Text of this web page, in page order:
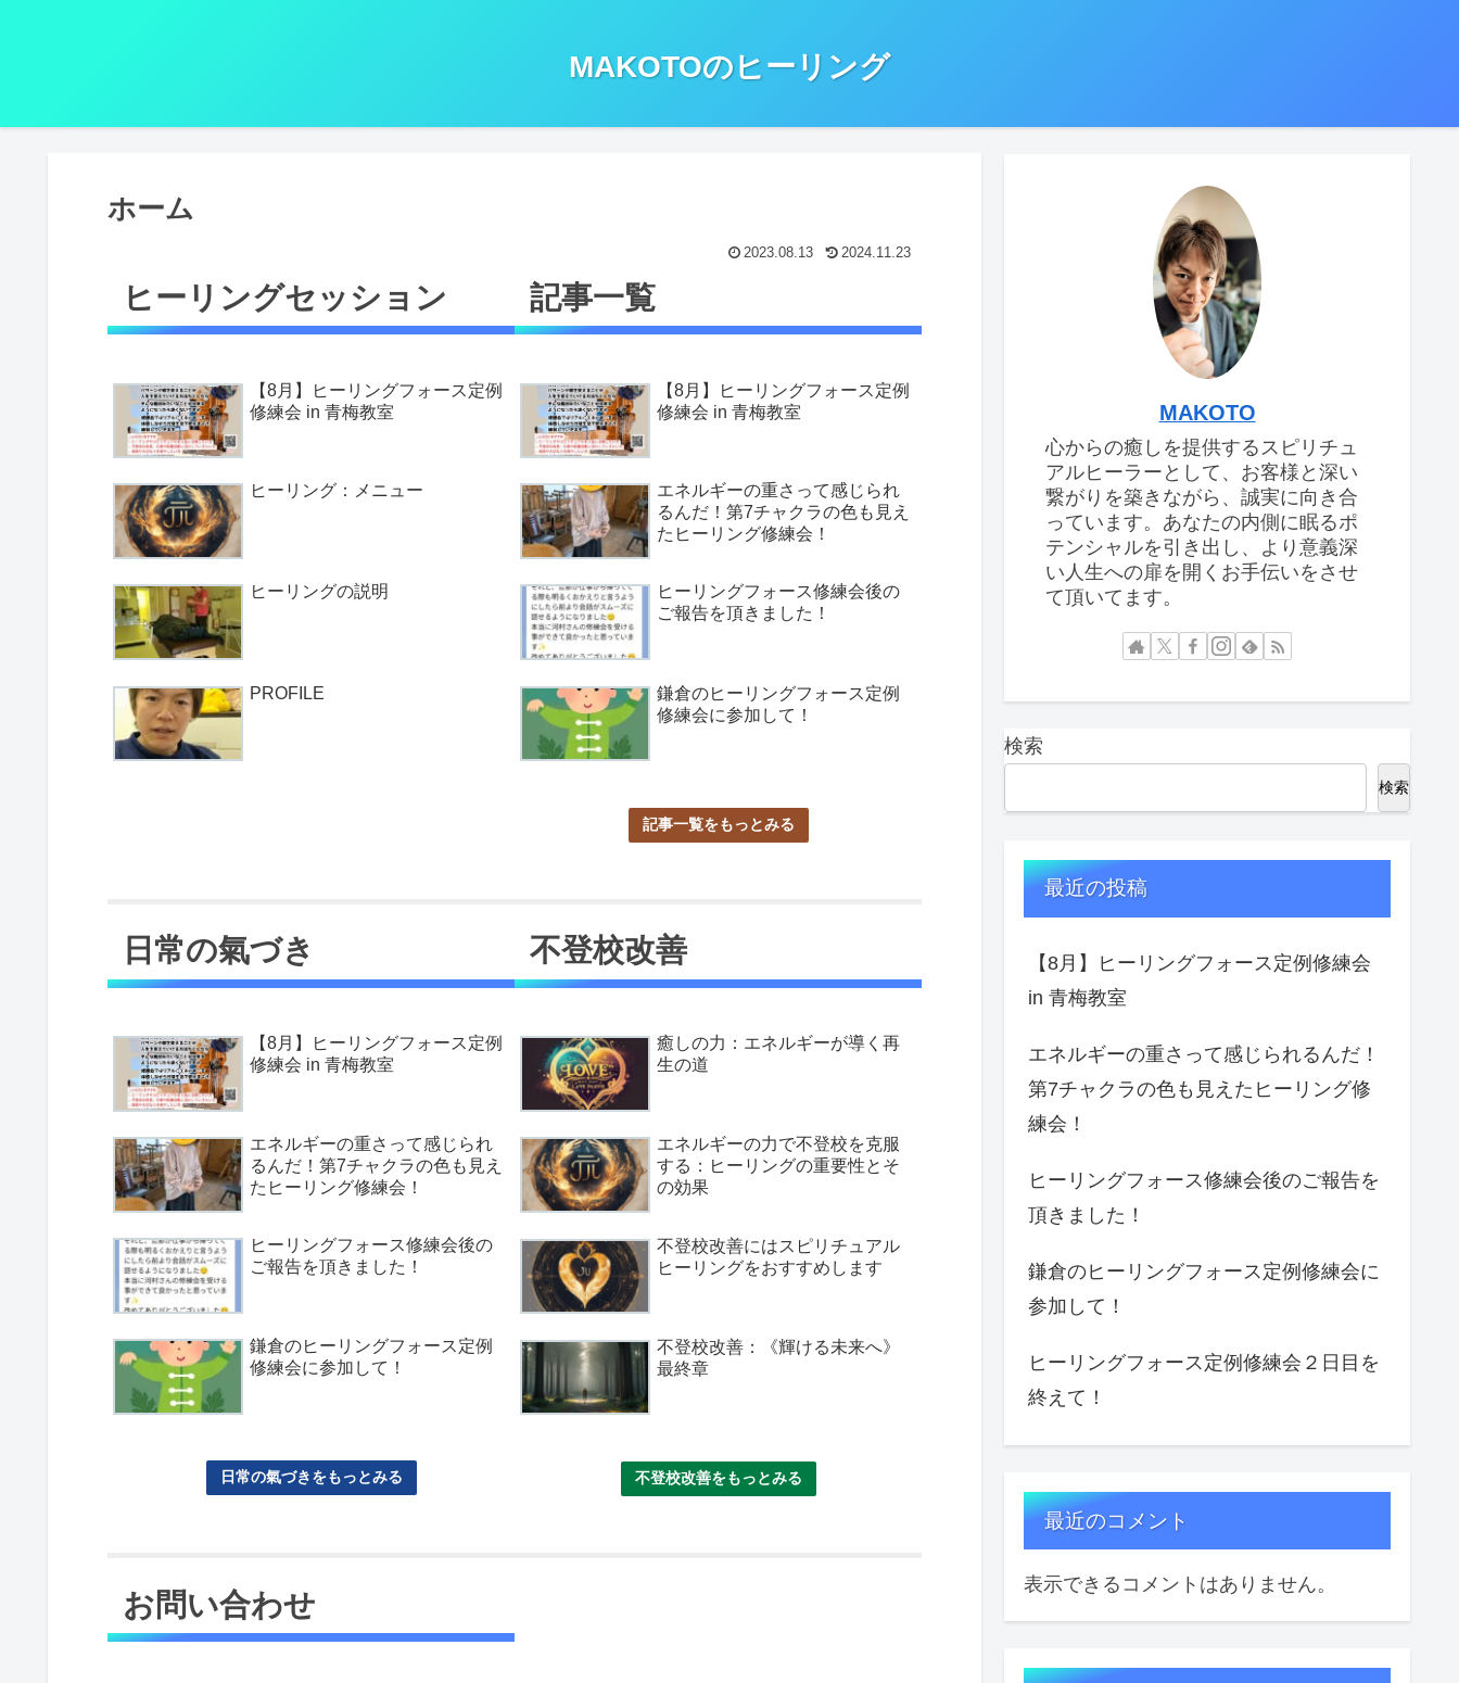
MAKOTOのヒーリング
ホーム
2023.08.13 2024.11.23
ヒーリングセッション
【8月】ヒーリングフォース定例
修練会 in 青梅教室
ヒーリング：メニュー
ヒーリングの説明
PROFILE
記事一覧
【8月】ヒーリングフォース定例
修練会 in 青梅教室
エネルギーの重さって感じられ
るんだ！第7チャクラの色も見え
たヒーリング修練会！
ヒーリングフォース修練会後の
ご報告を頂きました！
鎌倉のヒーリングフォース定例
修練会に参加して！
記事一覧をもっとみる
日常の氣づき
【8月】ヒーリングフォース定例
修練会 in 青梅教室
エネルギーの重さって感じられ
るんだ！第7チャクラの色も見え
たヒーリング修練会！
ヒーリングフォース修練会後の
ご報告を頂きました！
鎌倉のヒーリングフォース定例
修練会に参加して！
日常の氣づきをもっとみる
不登校改善
癒しの力：エネルギーが導く再
生の道
エネルギーの力で不登校を克服
する：ヒーリングの重要性とそ
の効果
不登校改善にはスピリチュアル
ヒーリングをおすすめします
不登校改善：《輝ける未来へ》
最終章
不登校改善をもっとみる
お問い合わせ
MAKOTO
心からの癒しを提供するスピリチュ
アルヒーラーとして、お客様と深い
繋がりを築きながら、誠実に向き合
っています。あなたの内側に眠るポ
テンシャルを引き出し、より意義深
い人生への扉を開くお手伝いをさせ
て頂いてます。
検索
検索
最近の投稿
【8月】ヒーリングフォース定例修練会
in 青梅教室
エネルギーの重さって感じられるんだ！
第7チャクラの色も見えたヒーリング修
練会！
ヒーリングフォース修練会後のご報告を
頂きました！
鎌倉のヒーリングフォース定例修練会に
参加して！
ヒーリングフォース定例修練会２日目を
終えて！
最近のコメント
表示できるコメントはありません。